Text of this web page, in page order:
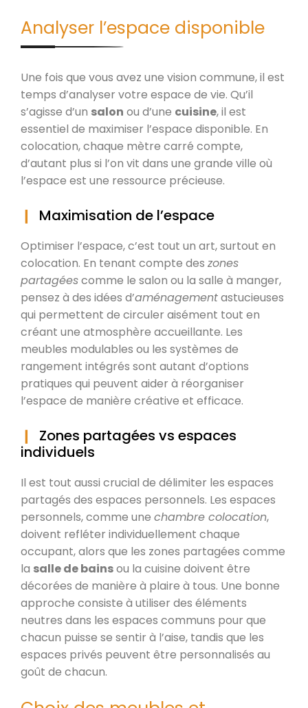
Analyser l’espace disponible
Une fois que vous avez une vision commune, il est
temps d’analyser votre espace de vie. Qu’il
s’agisse d’un salon ou d’une cuisine, il est
essentiel de maximiser l’espace disponible. En
colocation, chaque mètre carré compte,
d’autant plus si l’on vit dans une grande ville où
l’espace est une ressource précieuse.
Maximisation de l’espace
Optimiser l’espace, c’est tout un art, surtout en
colocation. En tenant compte des zones
partagéescomme le salon ou la salle à manger,
pensez à des idées d’aménagementastucieuses
qui permettent de circuler aisément tout en
créant une atmosphère accueillante. Les
meubles modulables ou les systèmes de
rangement intégrés sont autant d’options
pratiques qui peuvent aider à réorganiser
l’espace de manière créative et efficace.
Zones partagées vs espaces
individuels
Il est tout aussi crucial de délimiter les espaces
partagés des espaces personnels. Les espaces
personnels, comme une chambre colocation,
doivent refléter individuellement chaque
occupant, alors que les zones partagées comme
la salle de bainsou la cuisine doivent être
décorées de manière à plaire à tous. Une bonne
approche consiste à utiliser des éléments
neutres dans les espaces communs pour que
chacun puisse se sentir à l’aise, tandis que les
espaces privés peuvent être personnalisés au
goût de chacun.